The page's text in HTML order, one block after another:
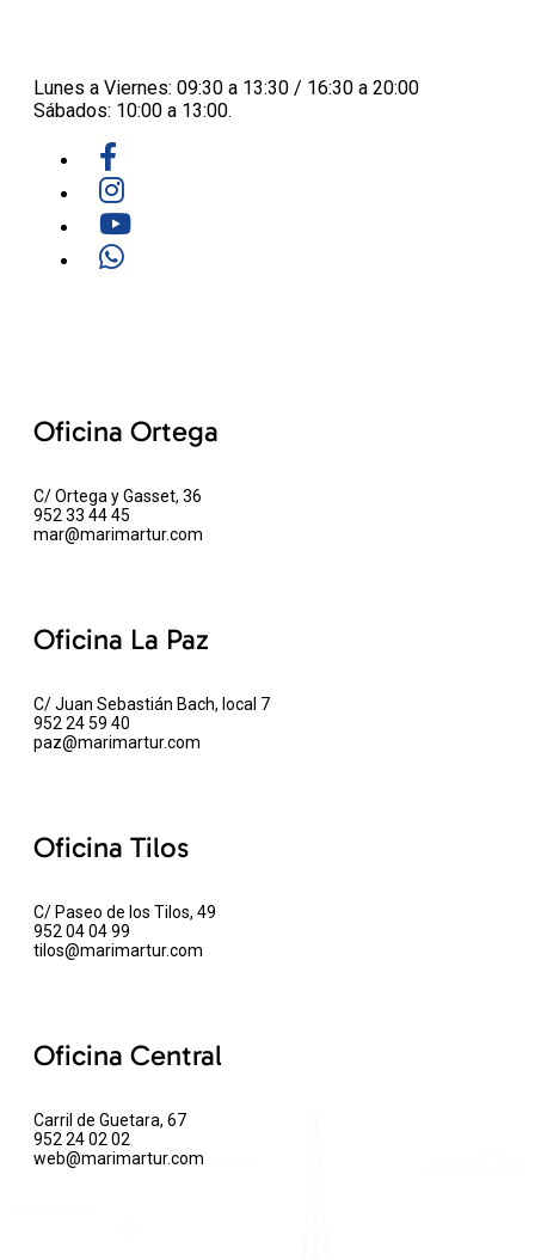
Lunes a Viernes: 09:30 a 13:30 / 16:30 a 20:00
Sábados: 10:00 a 13:00.
Oficina Ortega
C/ Ortega y Gasset, 36
952 33 44 45
mar@marimartur.com
Oficina La Paz
C/ Juan Sebastián Bach, local 7
952 24 59 40
paz@marimartur.com
Oficina Tilos
C/ Paseo de los Tilos, 49
952 04 04 99
tilos@marimartur.com
Oficina Central
Carril de Guetara, 67
952 24 02 02
web@marimartur.com